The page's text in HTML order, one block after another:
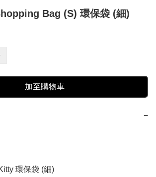
Bag (S) 環保袋 (細)
加至購物車
−
環保袋 (細)